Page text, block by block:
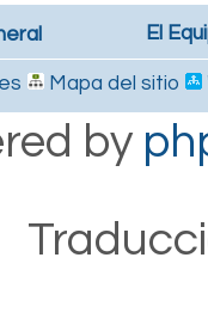
El
Mapa del sitio
by